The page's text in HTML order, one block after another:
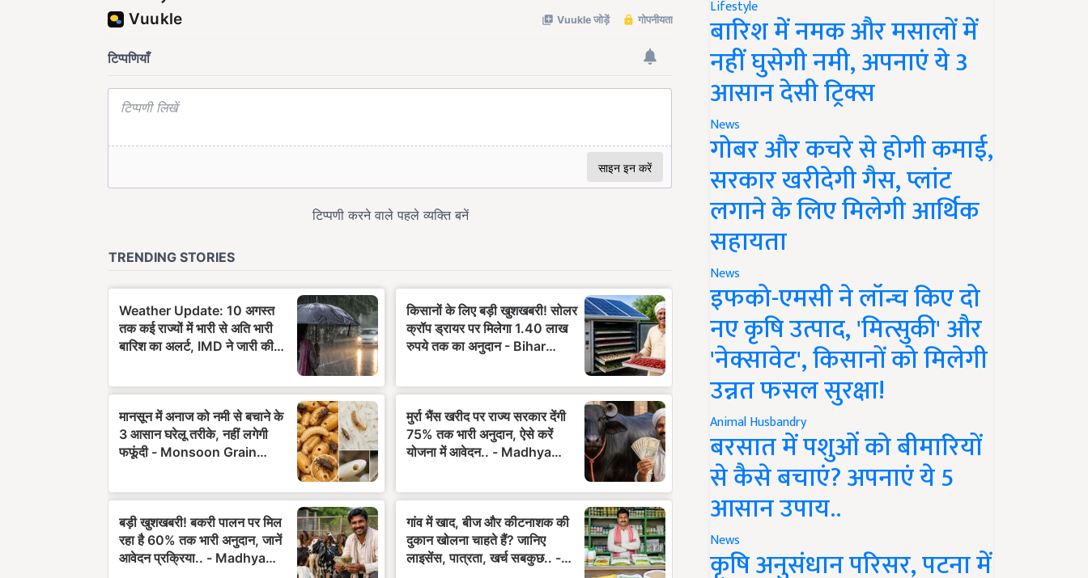
Lifestyle
बारिश में नमक और मसालों में
नहीं घुसेगी नमी, अपनाएं ये 3
आसान देसी ट्रिक्स
News
गोबर और कचरे से होगी कमाई,
सरकार खरीदेगी गैस, प्लांट
लगाने के लिए मिलेगी आर्थिक
सहायता
News
इफको-एमसी ने लॉन्च किए दो
नए कृषि उत्पाद, 'मित्सुकी' और
'नेक्सावेट', किसानों को मिलेगी
उन्नत फसल सुरक्षा!
Animal Husbandry
बरसात में पशुओं को बीमारियों
से कैसे बचाएं? अपनाएं ये 5
आसान उपाय..
News
कृषि अनुसंधान परिसर, पटना में